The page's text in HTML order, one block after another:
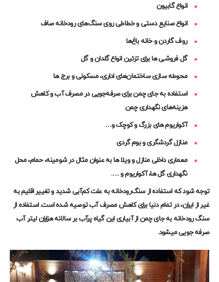
انواع گابیون
انواع صنایع دستی و خطاطی روی سنگ‌های رودخانه صاف
روف گاردن و خانه باغ‌ها
گل فروشی ها برای تزئین انواع گلدان و گل
محوطه سازی ساختمان‌های اداری، مسکونی و برج ها
استفاده به جای چمن برای صرفه‌جویی در مصرف آب و کاهش
هزینه‌های نگهداری چمن
آکواریوم های بزرگ و کوچک و…
منازل گردشگری و بوم گردی
معماری داخلی منازل و ویلا ها به عنوان مثال در شومینه، حمام، محل
نگهداری گل ها، آکواریوم و…
.
توجه شود که استفاده از سنگ‌رودخانه به علت کم‌آبی شدید و تغییر اقلیم به
غیر از ایران، در تمام دنیا برای کاهش مصرف آب توصیه شده است. استفاده از
سنگ رودخانه به جای چمن از آبیاری این گیاه پرآب بر سالانه هزاران لیتر آب
صرفه جویی میشود.